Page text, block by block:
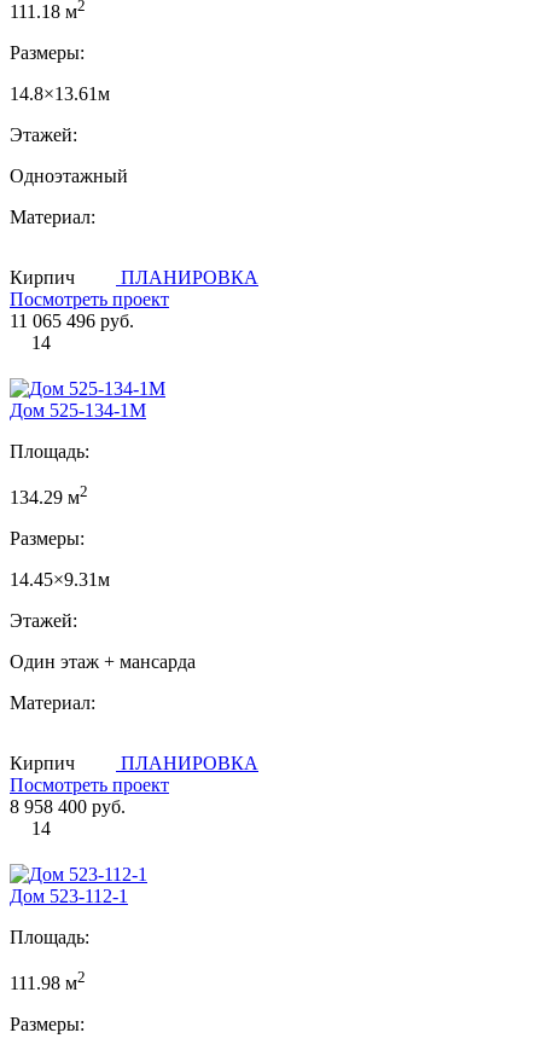
111.18 м2
Размеры:
14.8×13.61м
Этажей:
Одноэтажный
Материал:
Кирпич
ПЛАНИРОВКА
Посмотреть проект
11 065 496 руб.
14
Дом 525-134-1М
Площадь:
134.29 м2
Размеры:
14.45×9.31м
Этажей:
Один этаж + мансарда
Материал:
Кирпич
ПЛАНИРОВКА
Посмотреть проект
8 958 400 руб.
14
Дом 523-112-1
Площадь:
111.98 м2
Размеры: